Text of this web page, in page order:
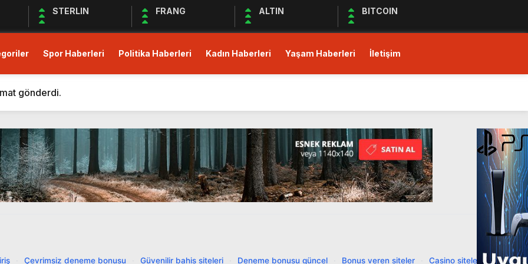
STERLIN FRANG ALTIN BITCOIN
Spor Haberleri Politika Haberleri Kadın Haberleri Yaşam Haberleri İletişim
Eden Bergüzar Korel, Dayanışmanın Önemine Vurgu Yaptı!
kısıtlı!
gönderdi.
Deprem Bölgesindeki Yardım Çalışmalarına Devam Ediyor
Devam Ediyor
Birliği Sağlanamadı, Piyasalar Tedirgin
Yağış, Trafiği Durma Noktasına Getirdi
Açık Mikrofon’a Konuk Olacak
Öncesi Erişimi Engelledi
Çevrimsiz deneme bonusu Güvenilir bahis siteleri Deneme bonusu güncel Bonus veren siteler Casino siteleri
·